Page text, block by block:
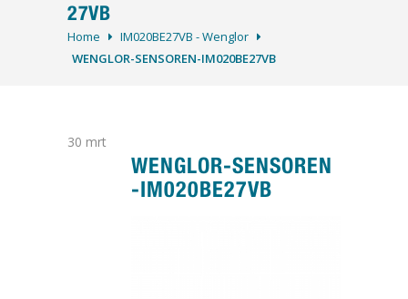
27VB
Home
IM020BE27VB - Wenglor
WENGLOR-SENSOREN-IM020BE27VB
30 mrt
WENGLOR-SENSOREN
-IM020BE27VB